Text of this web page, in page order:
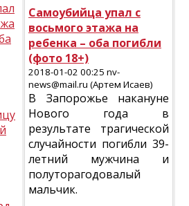
Самоубийца упал с
восьмого этажа на
ребенка – оба погибли
(фото 18+)
2018-01-02 00:25 nv-
news@mail.ru (Артем Исаев)
В Запорожье накануне
Нового года в
результате трагической
случайности погибли 39-
летний мужчина и
полуторагодовалый
мальчик.